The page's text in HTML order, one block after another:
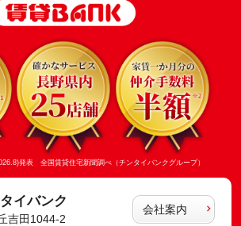
発表 全国賃貸住宅新聞調べ（チンタイバンクグループ）
イバンク
吉田1044-2
会社案内